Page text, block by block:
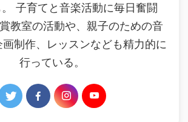
子育てと音楽活動に毎日奮闘
教室の活動や、親子のための音
制作、レッスンなども精力的に
行っている。